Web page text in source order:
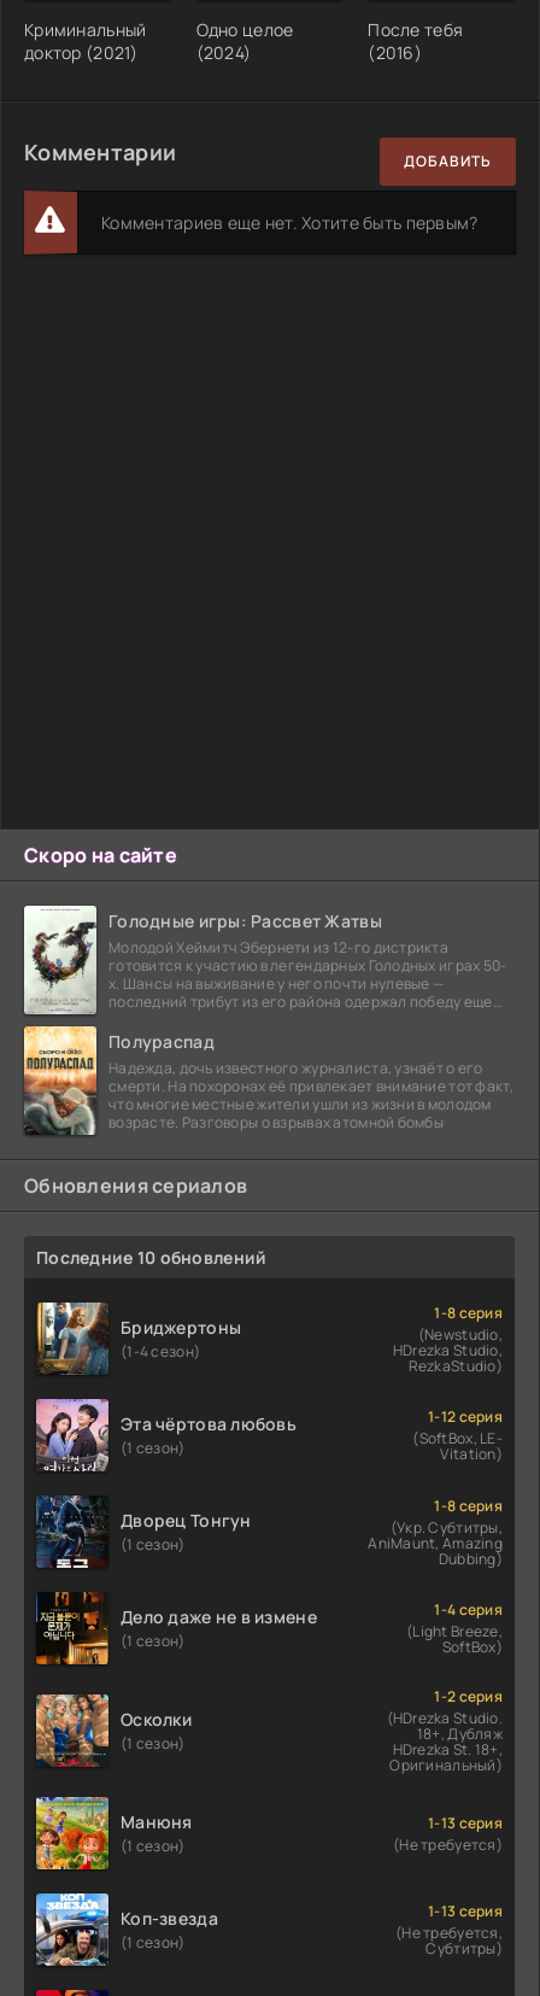
Скоро на сайте
Голодные игры: Рассвет Жатвы
Молодой Хеймитч Эбернети из 12-го дистрикта
готовится к участию в легендарных Голодных играх 50-
х. Шансы на выживание у него почти нулевые —
последний трибут из его района одержал победу еще
Полураспад
Надежда, дочь известного журналиста, узнаёт о его
смерти. На похоронах её привлекает внимание тот факт,
что многие местные жители ушли из жизни в молодом
возрасте. Разговоры о взрывах атомной бомбы
Обновления сериалов
Последние 10 обновлений
Бриджертоны
(1-4 сезон)
1-8 серия
(Newstudio,
HDrezka Studio,
RezkaStudio)
Эта чёртова любовь
(1 сезон)
1-12 серия
(SoftBox, LE-
Vitation)
Дворец Тонгун
(1 сезон)
1-8 серия
(Укр. Субтитры,
AniMaunt, Amazing
Dubbing)
Дело даже не в измене
(1 сезон)
1-4 серия
(Light Breeze,
SoftBox)
Осколки
(1 сезон)
1-2 серия
(HDrezka Studio.
18+, Дубляж
HDrezka St. 18+,
Оригинальный)
Манюня
(1 сезон)
1-13 серия
(Не требуется)
Коп-звезда
(1 сезон)
1-13 серия
(Не требуется,
Субтитры)
Криминальный
доктор (2021)
Одно целое
(2024)
После тебя
(2016)
Комментарии ДОБАВИТЬ
Комментариев еще нет. Хотите быть первым?